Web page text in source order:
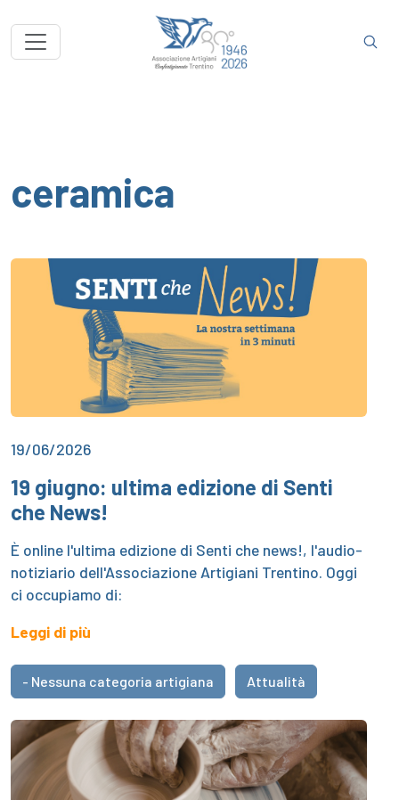
ceramica
19/06/2026
19 giugno: ultima edizione di Senti
che News!
È online l'ultima edizione di Senti che news!, l'audio-
notiziario dell'Associazione Artigiani Trentino. Oggi
ci occupiamo di:
Leggi di più
- Nessuna categoria artigiana Attualità